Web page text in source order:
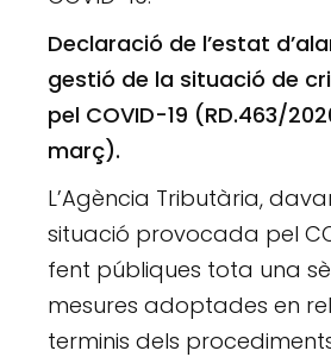
Declaració de l’estat
gestió de la situació de
pel COVID-19 (RD.463/
març).
L’Agència Tributària,
situació provocada pel
fent públiques tota una
mesures adoptades en
terminis dels